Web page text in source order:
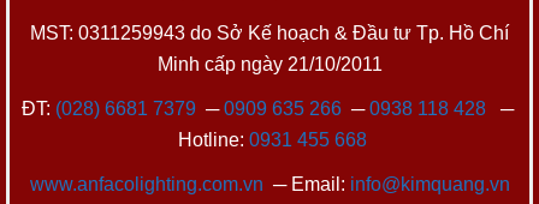
MST: 0311259943 do Sở Kế hoạch & Đầu tư Tp. Hồ Chí
Minh cấp ngày 21/10/2011
ĐT: (028) 6681 7379 ─0909 635 266─0938 118 428─
Hotline: 0931 455 668
www.anfacolighting.com.vn ─ Email: info@kimquang.vn